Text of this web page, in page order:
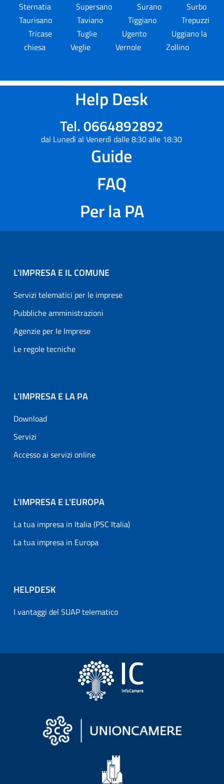
Sternatia
Supersano Surano
Surbo
Taurisano
Taviano Tiggiano
Trepuzzi
Tricase
Tuglie Ugento
Uggiano la
chiesa
Veglie Vernole Zollino
Help Desk
Tel. 0664892892
dal Lunedì al Venerdì dalle 8:30 alle 18:30
Guide
FAQ
Per la PA
L’IMPRESA E IL COMUNE
Servizi telematici per le imprese
Pubbliche amministrazioni
Agenzie per le Imprese
Le regole tecniche
L’IMPRESA E LA PA
Download
Servizi
Accesso ai servizi online
L’IMPRESA E L'EUROPA
La tua impresa in Italia (PSC Italia)
La tua impresa in Europa
HELPDESK
I vantaggi del SUAP telematico